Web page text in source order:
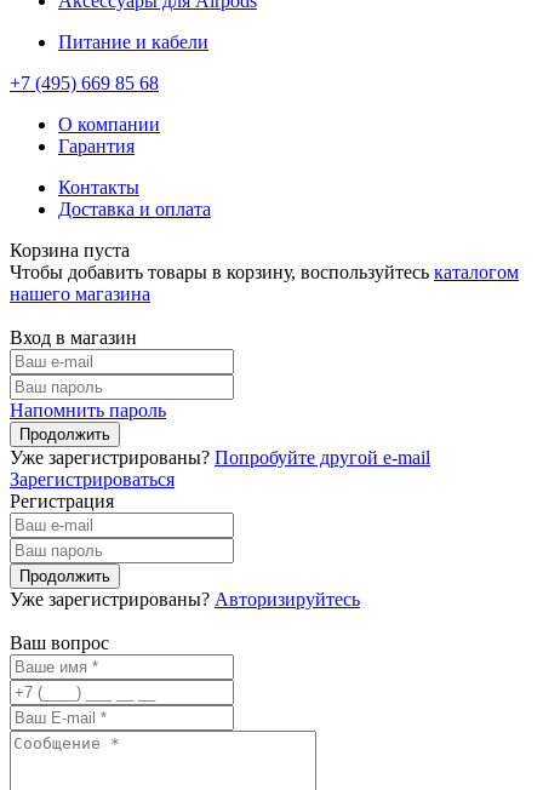
Питание и кабели
+7 (495) 669 85 68
О компании
Гарантия
Контакты
Доставка и оплата
Корзина пуста
Чтобы добавить товары в корзину, воспользуйтесь каталогом
нашего магазина
Вход в магазин
Напомнить пароль
Уже зарегистрированы? Попробуйте другой e-mail
Зарегистрироваться
Регистрация
Уже зарегистрированы? Авторизируйтесь
Ваш вопрос